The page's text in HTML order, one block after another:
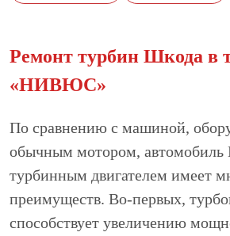
Ремонт турбин Шкода в
«НИВЮС»
По сравнению с машиной,
обычным мотором, автомобиль
турбинным двигателем имеет
преимуществ. Во-первых,
способствует увеличению